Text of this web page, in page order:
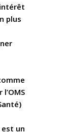
plus
est un